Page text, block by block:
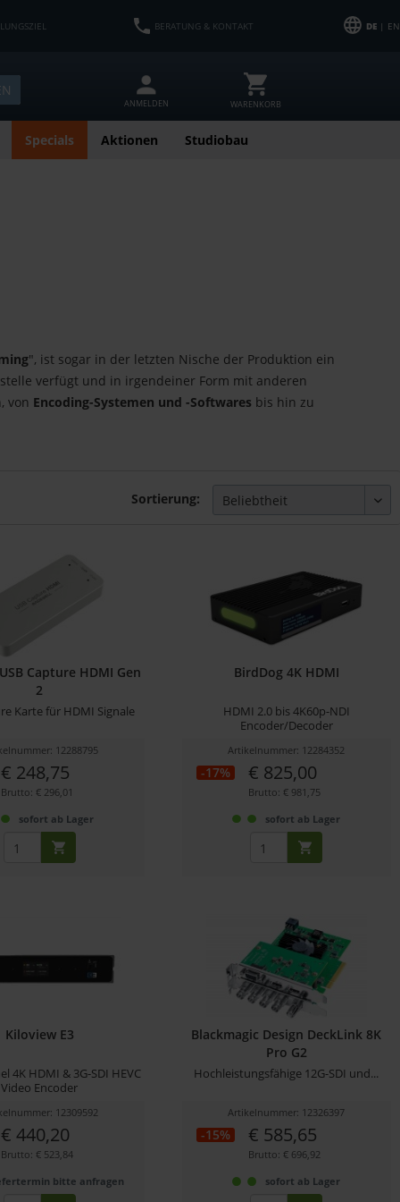
BERATUNG & KONTAKT DE| EN
ANMELDEN WARENKORB
Specials Aktionen Studiobau
", ist sogar in der letzten Nische der Produktion ein
verfügt und in irgendeiner Form mit anderen
von Encoding-Systemen und -Softwares bis hin zu
Sortierung:
Capture HDMI Gen
2
Karte für HDMI Signale
12288795
€ 248,75
Brutto: € 296,01
sofort ab Lager
BirdDog 4K HDMI
HDMI 2.0 bis 4K60p-NDI
Encoder/Decoder
Artikelnummer: 12284352
-17% € 825,00
Brutto: € 981,75
sofort ab Lager
Kiloview E3
4K HDMI & 3G-SDI HEVC
Video Encoder
12309592
€ 440,20
Brutto: € 523,84
bitte anfragen
Blackmagic Design DeckLink 8K
Pro G2
Hochleistungsfähige 12G-SDI und...
Artikelnummer: 12326397
-15% € 585,65
Brutto: € 696,92
sofort ab Lager